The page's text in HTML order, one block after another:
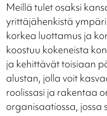
Meillä tulet osaksi
yrittäjähenkistä
korkea luottamus ja
koostuu kokeneista
ja kehittävät toisiaan
alustan, jolla voit
roolissasi ja rakentaa
organisaatiossa, jossa